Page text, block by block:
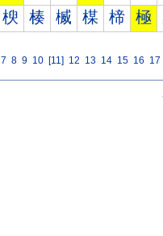
楰 楱 楲 楳 楴 極
7 8 9 10 [11] 12 13 14 15 16 17